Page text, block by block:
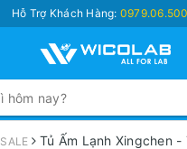
Hỗ Trợ Khách Hàng:
Tủ Ấm Lạnh Xingchen -